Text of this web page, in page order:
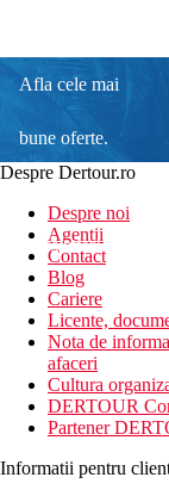
Afla cele mai
bune oferte.
newsletter!
Despre Dertour.ro
Despre noi
Agentii
Contact
Blog
Cariere
Licente,
Nota de
afaceri
Cultura
DERTOUR
Partener
Informatii pentru